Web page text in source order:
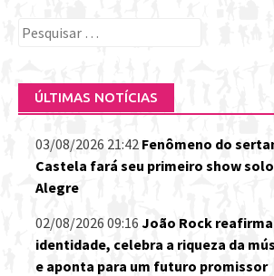
Pesquisar
ÚLTIMAS NOTÍCIAS
03/08/2026 21:42 Fenômeno do
Castela fará seu primeiro show
Alegre
02/08/2026 09:16 João Rock reafirma
identidade, celebra a riqueza da
e aponta para um futuro promissor